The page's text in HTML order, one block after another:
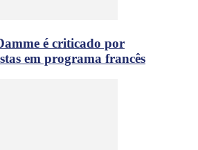
é criticado por
em programa francês